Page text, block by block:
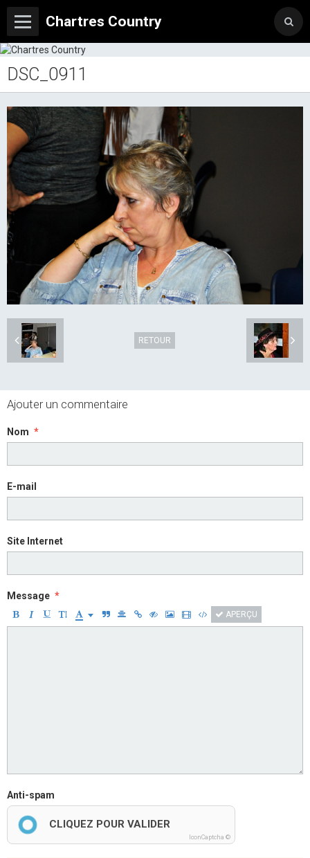
Chartres Country
DSC_0911
RETOUR
Ajouter un commentaire
Nom
E-mail
Site Internet
Message
APERÇU
Anti-spam
CLIQUEZ POUR VALIDER
IconCaptcha ©